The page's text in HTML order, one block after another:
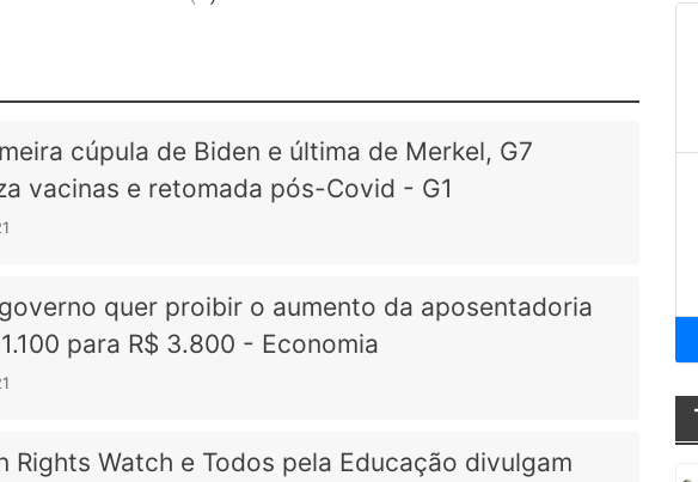
cúpula de Biden e última de Merkel, G7
vacinas e retomada pós-Covid - G1
quer proibir o aumento da aposentadoria
para R$ 3.800 - Economia
Rights Watch e Todos pela Educação divulgam